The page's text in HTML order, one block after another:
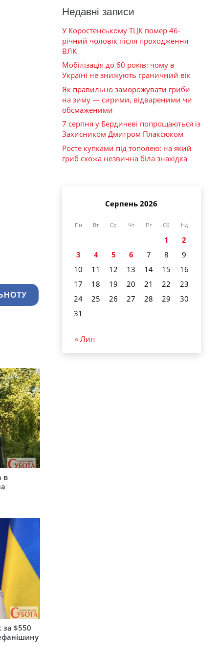
в
за $550
Недавні записи
У Коростенському ТЦК помер 46-
річний чоловік після проходження
ВЛК
Мобілізація до 60 років: чому в
Україні не знижують граничний вік
Як правильно заморожувати гриби
на зиму — сирими, відвареними чи
обсмаженими
7 серпня у Бердичеві попрощаються із
Захисником Дмитром Плаксюком
Росте купками під тополею: на який
гриб схожа незвична біла знахідка
Серпень 2026
Пн Вт Ср Чт Пт Сб Нд
1
2
3
4 5 6 7 8
9
10
11 12 13 14 15
16
17
18 19 20 21 22
23
24
25 26 27 28 29
30
31
« Лип